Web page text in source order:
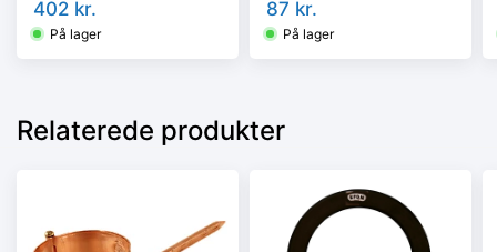
mm. DN350 G-St Max
120°
402 kr.
På lager
(127x77mm). DN65. Max
120 °C. EPDM
87 kr.
På lager
Relaterede produkter